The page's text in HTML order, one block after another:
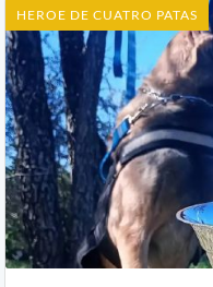
HEROE DE CUATRO PATAS